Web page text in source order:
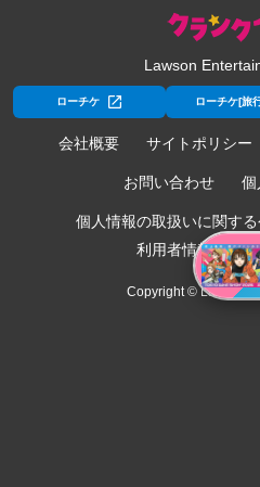
Lawson
ローチケ ローチケ[旅
会社概要 サイトポリシー
お問い合わせ 個
個人情報の取扱いに関す
利用者情報の外部
Copyright © Lawson